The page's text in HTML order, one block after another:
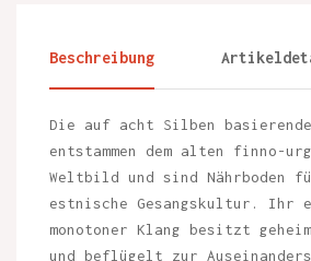
Beschreibung
Die auf acht Silben
entstammen dem alten finno-
Weltbild und sind Nährboden
estnische Gesangskultur. Ihr
monotoner Klang besitzt
und beflügelt zur